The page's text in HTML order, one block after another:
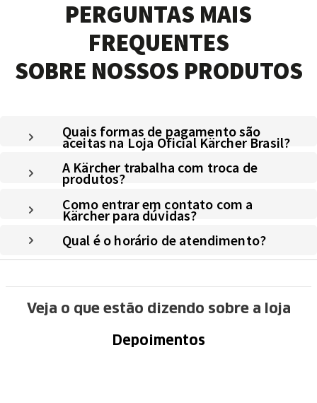
PERGUNTAS MAIS
FREQUENTES
SOBRE NOSSOS PRODUTOS
Quais formas de pagamento são
aceitas na Loja Oficial Kärcher Brasil?
A Kärcher trabalha com troca de
produtos?
Como entrar em contato com a
Kärcher para dúvidas?
Qual é o horário de atendimento?
Veja o que estão dizendo sobre a loja
Depoimentos